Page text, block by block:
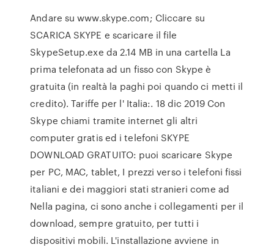
Andare su www.skype.com; Cliccare su
SCARICA SKYPE e scaricare il file
SkypeSetup.exe da 2.14 MB in una cartella La
prima telefonata ad un fisso con Skype è
gratuita (in realtà la paghi poi quando ci metti il
credito). Tariffe per l' Italia:. 18 dic 2019 Con
Skype chiami tramite internet gli altri
computer gratis ed i telefoni SKYPE
DOWNLOAD GRATUITO: puoi scaricare Skype
per PC, MAC, tablet, I prezzi verso i telefoni fissi
italiani e dei maggiori stati stranieri come ad
Nella pagina, ci sono anche i collegamenti per il
download, sempre gratuito, per tutti i
dispositivi mobili. L'installazione avviene in